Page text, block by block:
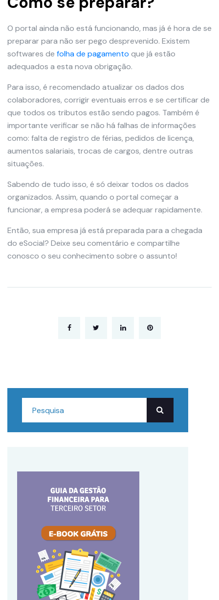
O portal ainda não está funcionando, mas já é hora de se
preparar para não ser pego desprevenido. Existem
softwares de folha de pagamento que já estão
adequados a esta nova obrigação.
Para isso, é recomendado atualizar os dados dos
colaboradores, corrigir eventuais erros e se certificar de
que todos os tributos estão sendo pagos. Também é
importante verificar se não há falhas de informações
como: falta de registro de férias, pedidos de licença,
aumentos salariais, trocas de cargos, dentre outras
situações.
Sabendo de tudo isso, é só deixar todos os dados
organizados. Assim, quando o portal começar a
funcionar, a empresa poderá se adequar rapidamente.
Então, sua empresa já está preparada para a chegada
do eSocial? Deixe seu comentário e compartilhe
conosco o seu conhecimento sobre o assunto!